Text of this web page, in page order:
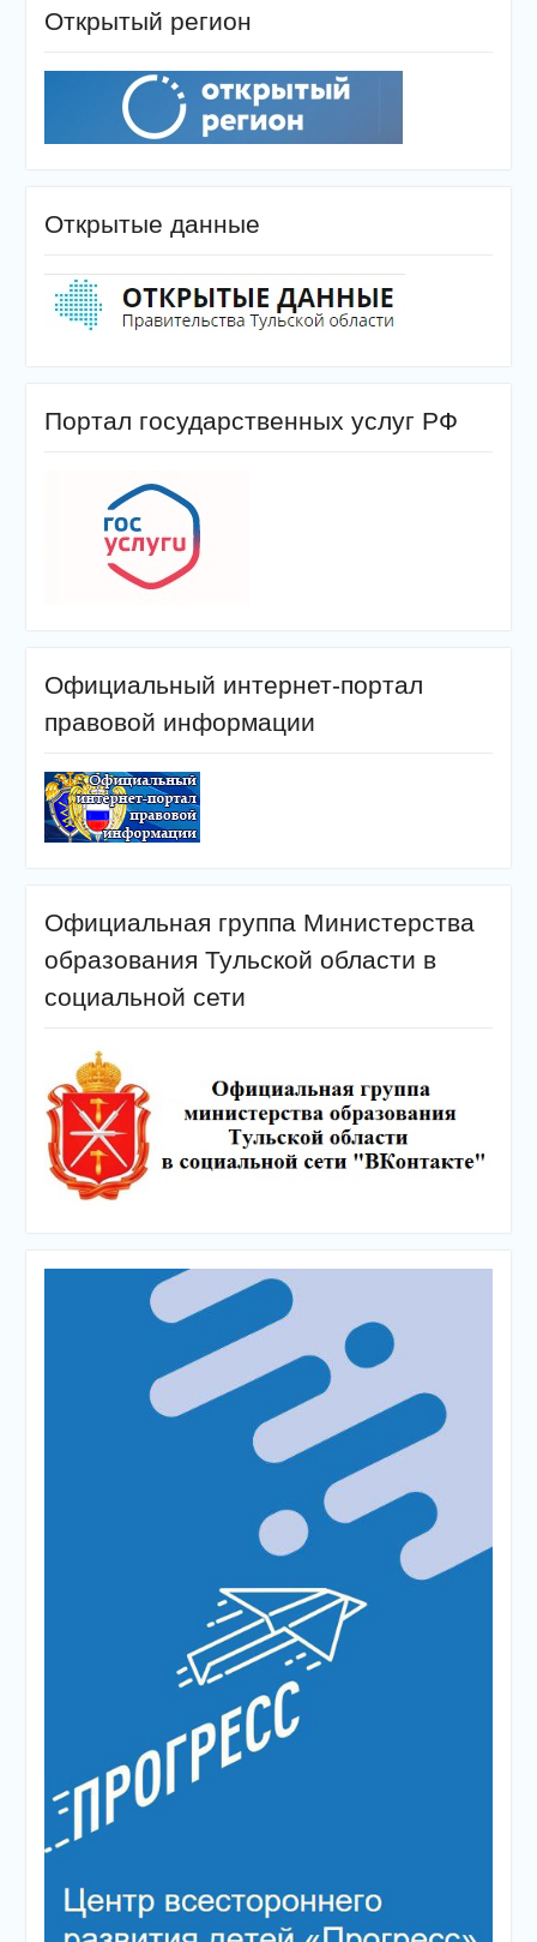
Открытый регион
Открытые данные
Портал государственных услуг РФ
Официальный интернет-портал
правовой информации
Официальная группа Министерства
образования Тульской области в
социальной сети